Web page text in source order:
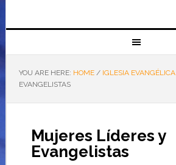
YOU ARE HERE: HOME / IGLESIA EVANGÉLICA
EVANGELISTAS
Mujeres Líderes y
Evangelistas